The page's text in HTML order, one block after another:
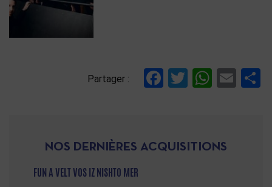
Partager : Facebook
Twitter
NOS DERNIÈRES ACQUISITIONS
FUN A VELT VOS IZ NISHTO MER